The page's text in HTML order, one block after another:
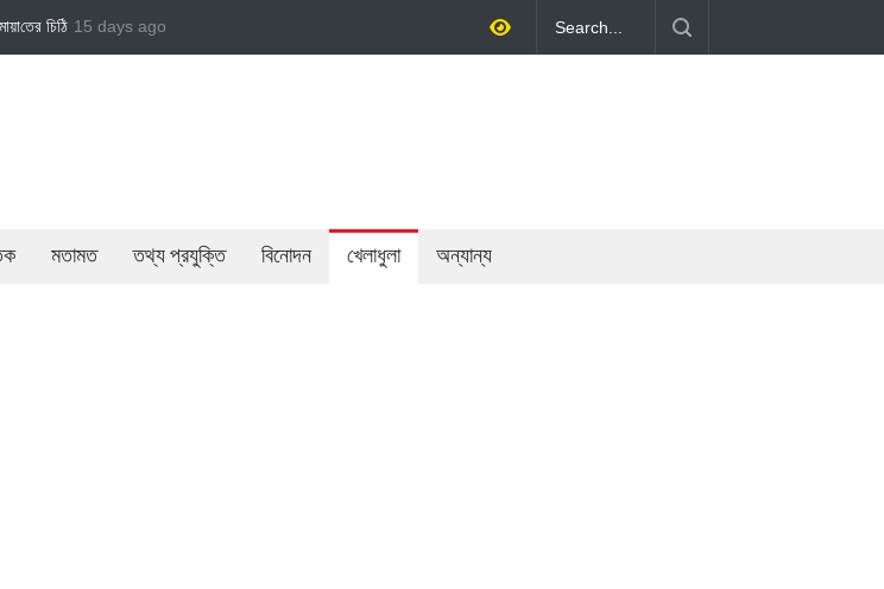
নজরুল ইসলামকে দল থেকে বহিষ্কার বেসরকারি খাতের গতিশীলতায় অর্থনীতি গড়ে তোলাই সরকারের মূল লক্ষ্য: প্রধানমন্ত্রী
15 days ago
মতামত তথ্য প্রযুক্তি বিনোদন খেলাধুলা অন্যান্য